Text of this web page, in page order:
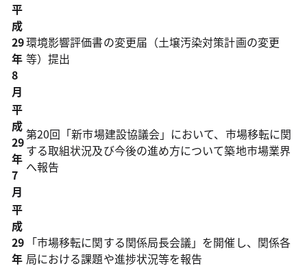
平
成
29
年
8
月
環境影響評価書の変更届（土壌汚染対策計画の変更
等）提出
平
成
29
年
7
月
第20回「新市場建設協議会」において、市場移転に関
する取組状況及び今後の進め方について築地市場業界
へ報告
平
成
29
年
「市場移転に関する関係局長会議」を開催し、関係各
局における課題や進捗状況等を報告